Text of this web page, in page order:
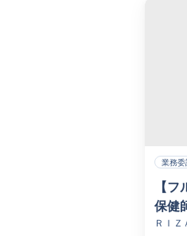
業務委
【
保健
ＲＩＺ